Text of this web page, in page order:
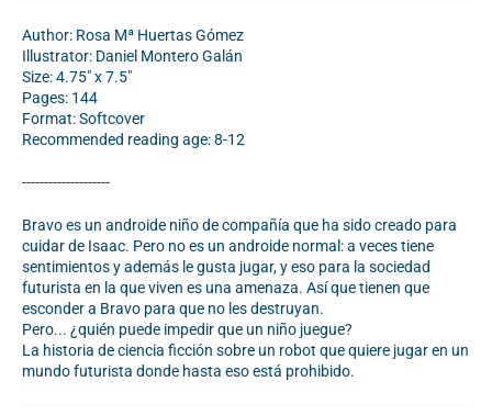
Author: Rosa Mª Huertas Gómez
Illustrator: Daniel Montero Galán
Size: 4.75" x 7.5"
Pages: 144
Format: Softcover
Recommended reading age: 8-12
--------------------
Bravo es un androide niño de compañía que ha sido creado para
cuidar de Isaac. Pero no es un androide normal: a veces tiene
sentimientos y además le gusta jugar, y eso para la sociedad
futurista en la que viven es una amenaza. Así que tienen que
esconder a Bravo para que no les destruyan.
Pero... ¿quién puede impedir que un niño juegue?
La historia de ciencia ficción sobre un robot que quiere jugar en un
mundo futurista donde hasta eso está prohibido.